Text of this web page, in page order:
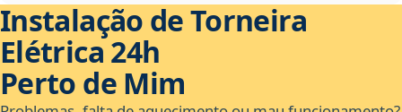
Instalação de Torneira
Elétrica 24h
Perto de Mim